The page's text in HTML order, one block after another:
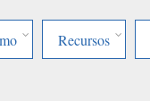
Recursos